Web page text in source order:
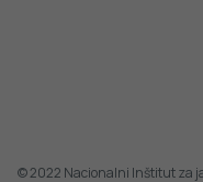
© 2022 Nacionalni Inštitut za